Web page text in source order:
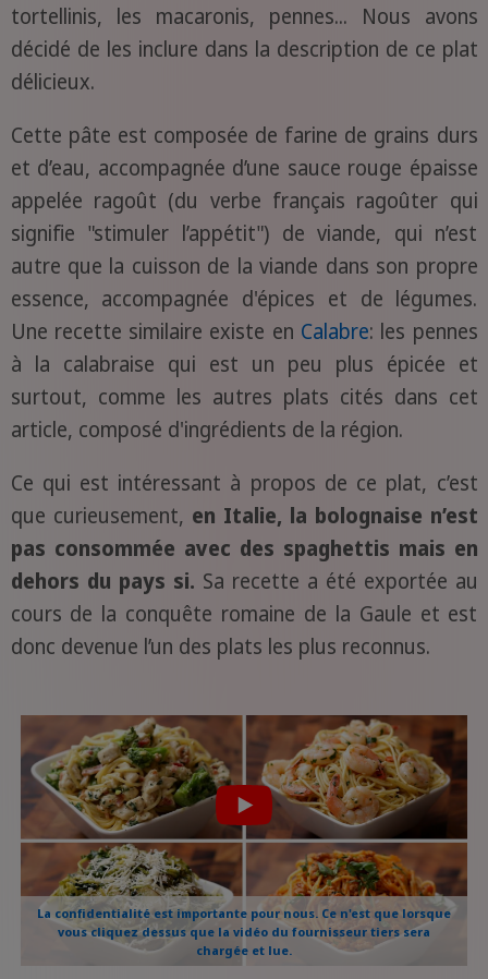
tortellinis, les macaronis, pennes... Nous avons
décidé de les inclure dans la description de ce plat
délicieux.
Cette pâte est composée de farine de grains durs
et d’eau, accompagnée d’une sauce rouge épaisse
appelée ragoût (du verbe français ragoûter qui
signifie "stimuler l’appétit") de viande, qui n’est
autre que la cuisson de la viande dans son propre
essence, accompagnée d'épices et de légumes.
Une recette similaire existe en Calabre: les pennes
à la calabraise qui est un peu plus épicée et
surtout, comme les autres plats cités dans cet
article, composé d'ingrédients de la région.
Ce qui est intéressant à propos de ce plat, c’est
que curieusement, en Italie, la bolognaise n’est
pas consommée avec des spaghettis mais en
dehors du pays si. Sa recette a été exportée au
cours de la conquête romaine de la Gaule et est
donc devenue l’un des plats les plus reconnus.
La confidentialité est importante pour nous. Ce n'est que lorsque
vous cliquez dessus que la vidéo du fournisseur tiers sera
chargée et lue.